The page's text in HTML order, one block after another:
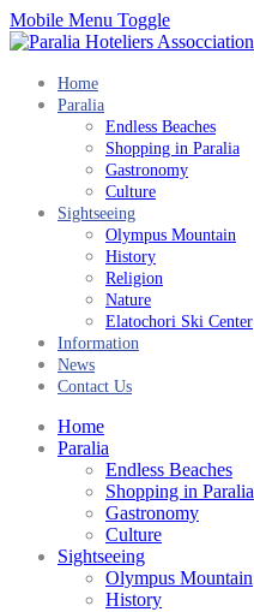
Mobile Menu Toggle
Home
Paralia
Endless Beaches
Shopping in Paralia
Gastronomy
Culture
Sightseeing
Olympus Mountain
History
Religion
Nature
Elatochori Ski Center
Information
News
Contact Us
Home
Paralia
Endless Beaches
Shopping in Paralia
Gastronomy
Culture
Sightseeing
Olympus Mountain
History